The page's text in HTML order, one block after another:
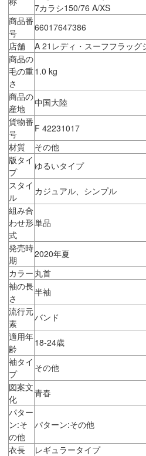
7カラシ150/76 A/XS
商品番
号
66017647386
店舗
A 21レディ・スーフフラッグ
商品の
毛の重
さ
1.0 kg
商品の
産地
中国大陸
貨物番
号
F 42231017
材質
その他
版タイ
プ
ゆるいタイプ
スタイ
ル
カジュアル、シンプル
組み合
わせ形
式
単品
発売時
期
2020年夏
カラー 丸首
袖の長
さ
半袖
流行元
素
バンド
適用年
齢
18-24歳
袖タイ
プ
その他
図案文
化
青春
パター
ン:そ
の他
パターン:その他
衣長 レギュラータイプ